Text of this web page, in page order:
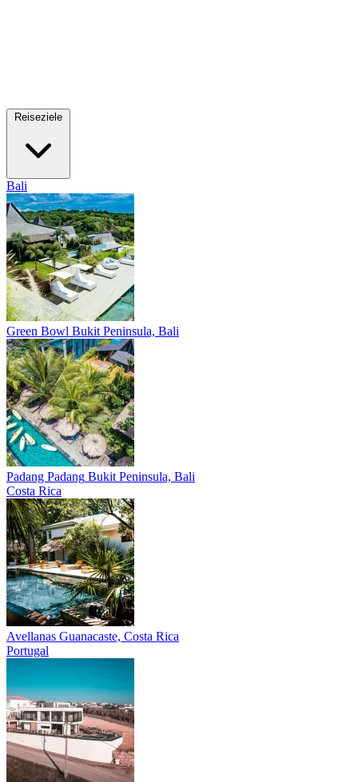
Bali
Green Bowl Bukit Peninsula, Bali
Padang Padang Bukit Peninsula, Bali
Costa Rica
Avellanas Guanacaste, Costa Rica
Portugal